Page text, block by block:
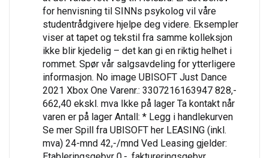
for henvisning til SINNs psykolog vil våre
studentrådgivere hjelpe deg videre. Eksempler
viser at tapet og tekstil fra samme kolleksjon
ikke blir kjedelig – det kan gi en riktig helhet i
rommet. Spør vår salgsavdeling for ytterligere
informasjon. No image UBISOFT Just Dance
2021 Xbox One Varenr.: 3307216163947 828,-
662,40 ekskl. mva Ikke på lager Ta kontakt når
varen er på lager Antall: * Legg i handlekurven
Se mer Spill fra UBISOFT her LEASING (inkl.
mva) 24-mnd 42,-/mnd Ved Leasing gjelder: